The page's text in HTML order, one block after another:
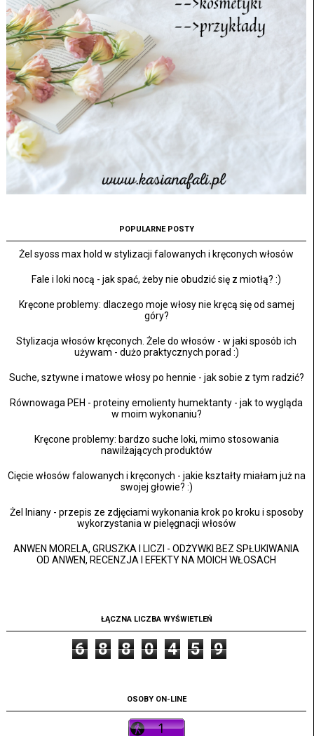
POPULARNE POSTY
Żel syoss max hold w stylizacji falowanych i kręconych włosów
Fale i loki nocą - jak spać, żeby nie obudzić się z miotłą? :)
Kręcone problemy: dlaczego moje włosy nie kręcą się od samej
góry?
Stylizacja włosów kręconych. Żele do włosów - w jaki sposób ich
używam - dużo praktycznych porad :)
Suche, sztywne i matowe włosy po hennie - jak sobie z tym radzić?
Równowaga PEH - proteiny emolienty humektanty - jak to wygląda
w moim wykonaniu?
Kręcone problemy: bardzo suche loki, mimo stosowania
nawilżających produktów
Cięcie włosów falowanych i kręconych - jakie kształty miałam już na
swojej głowie? :)
Żel lniany - przepis ze zdjęciami wykonania krok po kroku i sposoby
wykorzystania w pielęgnacji włosów
ANWEN MORELA, GRUSZKA I LICZI - ODŻYWKI BEZ SPŁUKIWANIA
OD ANWEN, RECENZJA I EFEKTY NA MOICH WŁOSACH
ŁĄCZNA LICZBA WYŚWIETLEŃ
6 8 8 0 4 5 9
OSOBY ON-LINE